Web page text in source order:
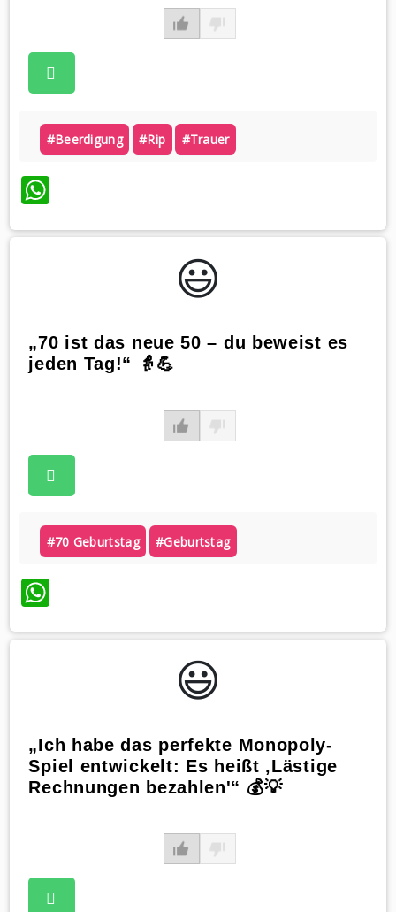
#beerdigung #rip #trauer
WhatsApp
😃️
„70 ist das neue 50 – du beweist es
jeden Tag!“ 👵💪
#70 Geburtstag #geburtstag
WhatsApp
😃️
„Ich habe das perfekte Monopoly-
Spiel entwickelt: Es heißt ‚Lästige
Rechnungen bezahlen'“ 💰💡